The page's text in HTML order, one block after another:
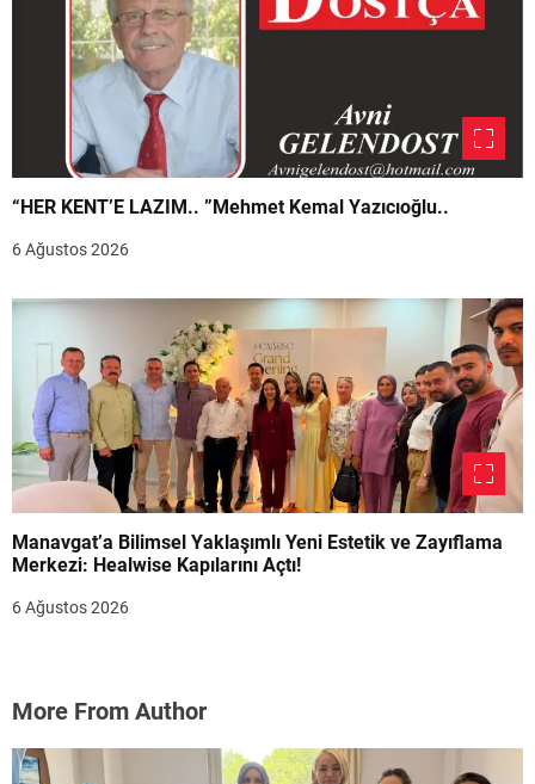
“HER KENT’E LAZIM.. ”Mehmet Kemal Yazıcıoğlu..
6 Ağustos 2026
Manavgat’a Bilimsel Yaklaşımlı Yeni Estetik ve Zayıflama
Merkezi: Healwise Kapılarını Açtı!
6 Ağustos 2026
More From Author